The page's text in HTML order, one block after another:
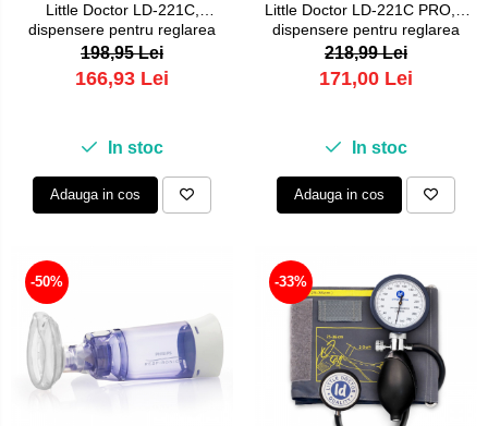
Little Doctor LD-221C,
dispensere pentru reglarea
dimensiunii particulelor, 2
masti
198,95 Lei
166,93 Lei
In stoc
Adauga in cos
Little Doctor LD-221C PRO, 3
dispensere pentru reglarea
dimensiunii particulelor, 3
masti, furtun de 6 m
218,99 Lei
171,00 Lei
In stoc
Adauga in cos
-50% -33%